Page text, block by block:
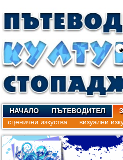
НАЧАЛО ПЪТЕВОДИТЕЛ
сценични изкуства
визуални